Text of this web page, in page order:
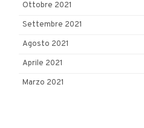
Ottobre 2021
Settembre 2021
Agosto 2021
Aprile 2021
Marzo 2021